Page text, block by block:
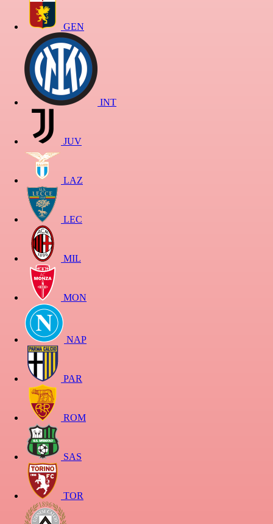
GEN
INT
JUV
LAZ
LEC
MIL
MON
NAP
PAR
ROM
SAS
TOR